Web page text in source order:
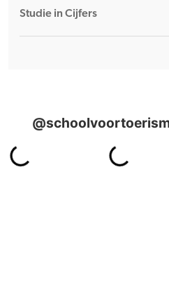
Studie in Cijfers